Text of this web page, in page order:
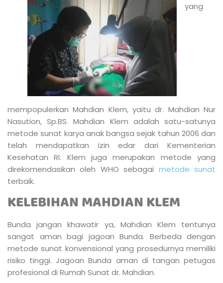
yang
mempopulerkan Mahdian Klem, yaitu dr. Mahdian Nur
Nasution, Sp.BS. Mahdian Klem adalah satu-satunya
metode sunat karya anak bangsa sejak tahun 2006 dan
telah mendapatkan izin edar dari Kementerian
Kesehatan RI. Klem juga merupakan metode yang
direkomendasikan oleh WHO sebagai metode sunat
terbaik.
KELEBIHAN MAHDIAN KLEM
Bunda jangan khawatir ya, Mahdian Klem tentunya
sangat aman bagi jagoan Bunda. Berbeda dengan
metode sunat konvensional yang prosedurnya memiliki
risiko tinggi. Jagoan Bunda aman di tangan petugas
profesional di Rumah Sunat dr. Mahdian.